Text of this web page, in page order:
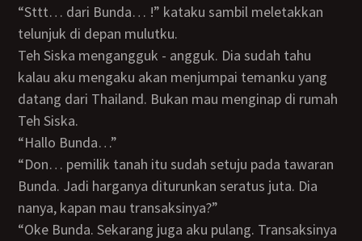
“Sttt… dari Bunda… !” kataku sambil meletakkan
telunjuk di depan mulutku.
Teh Siska mengangguk - angguk. Dia sudah tahu
kalau aku mengaku akan menjumpai temanku yang
datang dari Thailand. Bukan mau menginap di rumah
Teh Siska.
“Hallo Bunda…”
“Don… pemilik tanah itu sudah setuju pada tawaran
Bunda. Jadi harganya diturunkan seratus juta. Dia
nanya, kapan mau transaksinya?”
“Oke Bunda. Sekarang juga aku pulang. Transaksinya